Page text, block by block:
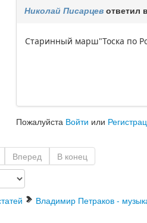
Николай Писарцев ответил
Старинный марш"Тоска по
Пожалуйста Войти или
Вперед В конец
Владимир Петраков -